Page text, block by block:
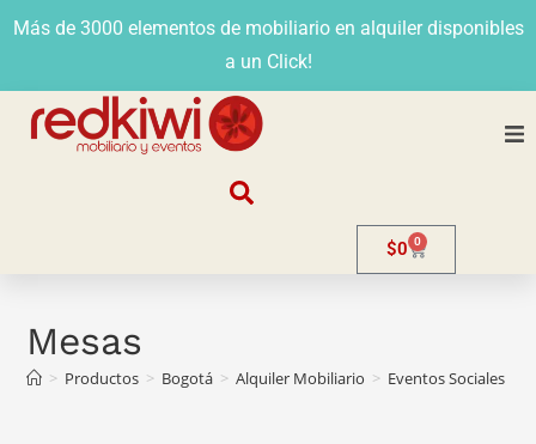
Más de 3000 elementos de mobiliario en alquiler disponibles
a un Click!
Venta
$0 0
Mesas
> Productos > Bogotá > Alquiler Mobiliario > Eventos Sociales